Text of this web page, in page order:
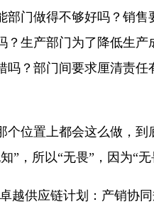
门做得不够好吗？销售
生产部门为了降低生
？部门间要求厘清责任
位置上都会这么做，到
，所以“无畏”，因为“无
越供应链计划：产销协